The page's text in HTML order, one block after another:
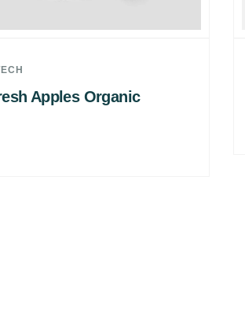
Apples Organic